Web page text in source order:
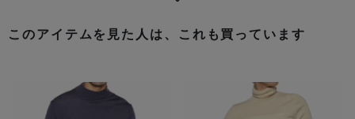
このアイテムを見た人は、これも買っています